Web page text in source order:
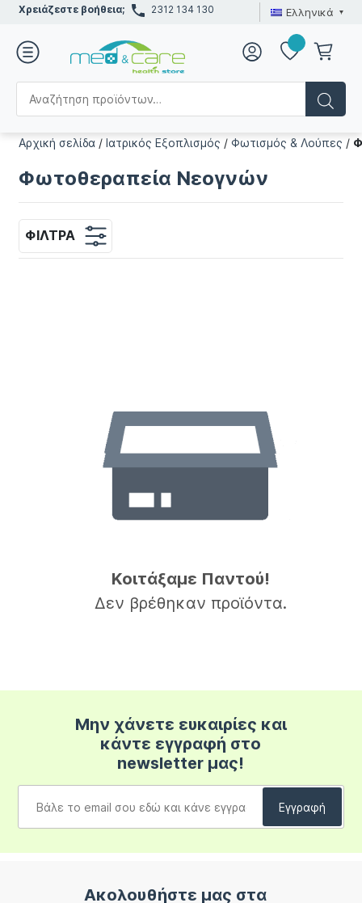
Χρειάζεστε βοήθεια; 2312 134 130 Ελληνικά
Αρχική σελίδα /Ιατρικός Εξοπλισμός /Φωτισμός & Λούπες /
Φωτοθεραπεία Νεογνών
ΦΊΛΤΡΑ
Κοιτάξαμε Παντού!
Δεν βρέθηκαν προϊόντα.
Μην χάνετε ευκαιρίες και
κάντε εγγραφή στο
newsletter μας!
Ακολουθήστε μας στα